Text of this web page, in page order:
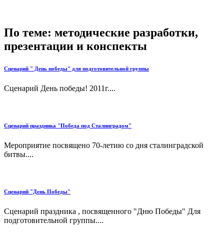
По теме: методические разработки,
презентации и конспекты
Сценарий " День победы" для подготовительной группы
Сценарий День победы! 2011г....
Сценарий праздника "Победа под Сталинградом"
Мероприятие посвящено 70-летию со дня сталинградской
битвы....
Сценарий "День Победы"
Сценарий праздника , посвященного "Дню Победы" Для
подготовительной группы....